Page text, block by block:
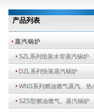
产品列表
蒸汽锅炉
SZL系列组装水管蒸汽锅炉
DZL系列快装蒸汽锅炉
WNS系列燃油燃气蒸汽、热
SZS型燃油燃气、蒸汽锅炉